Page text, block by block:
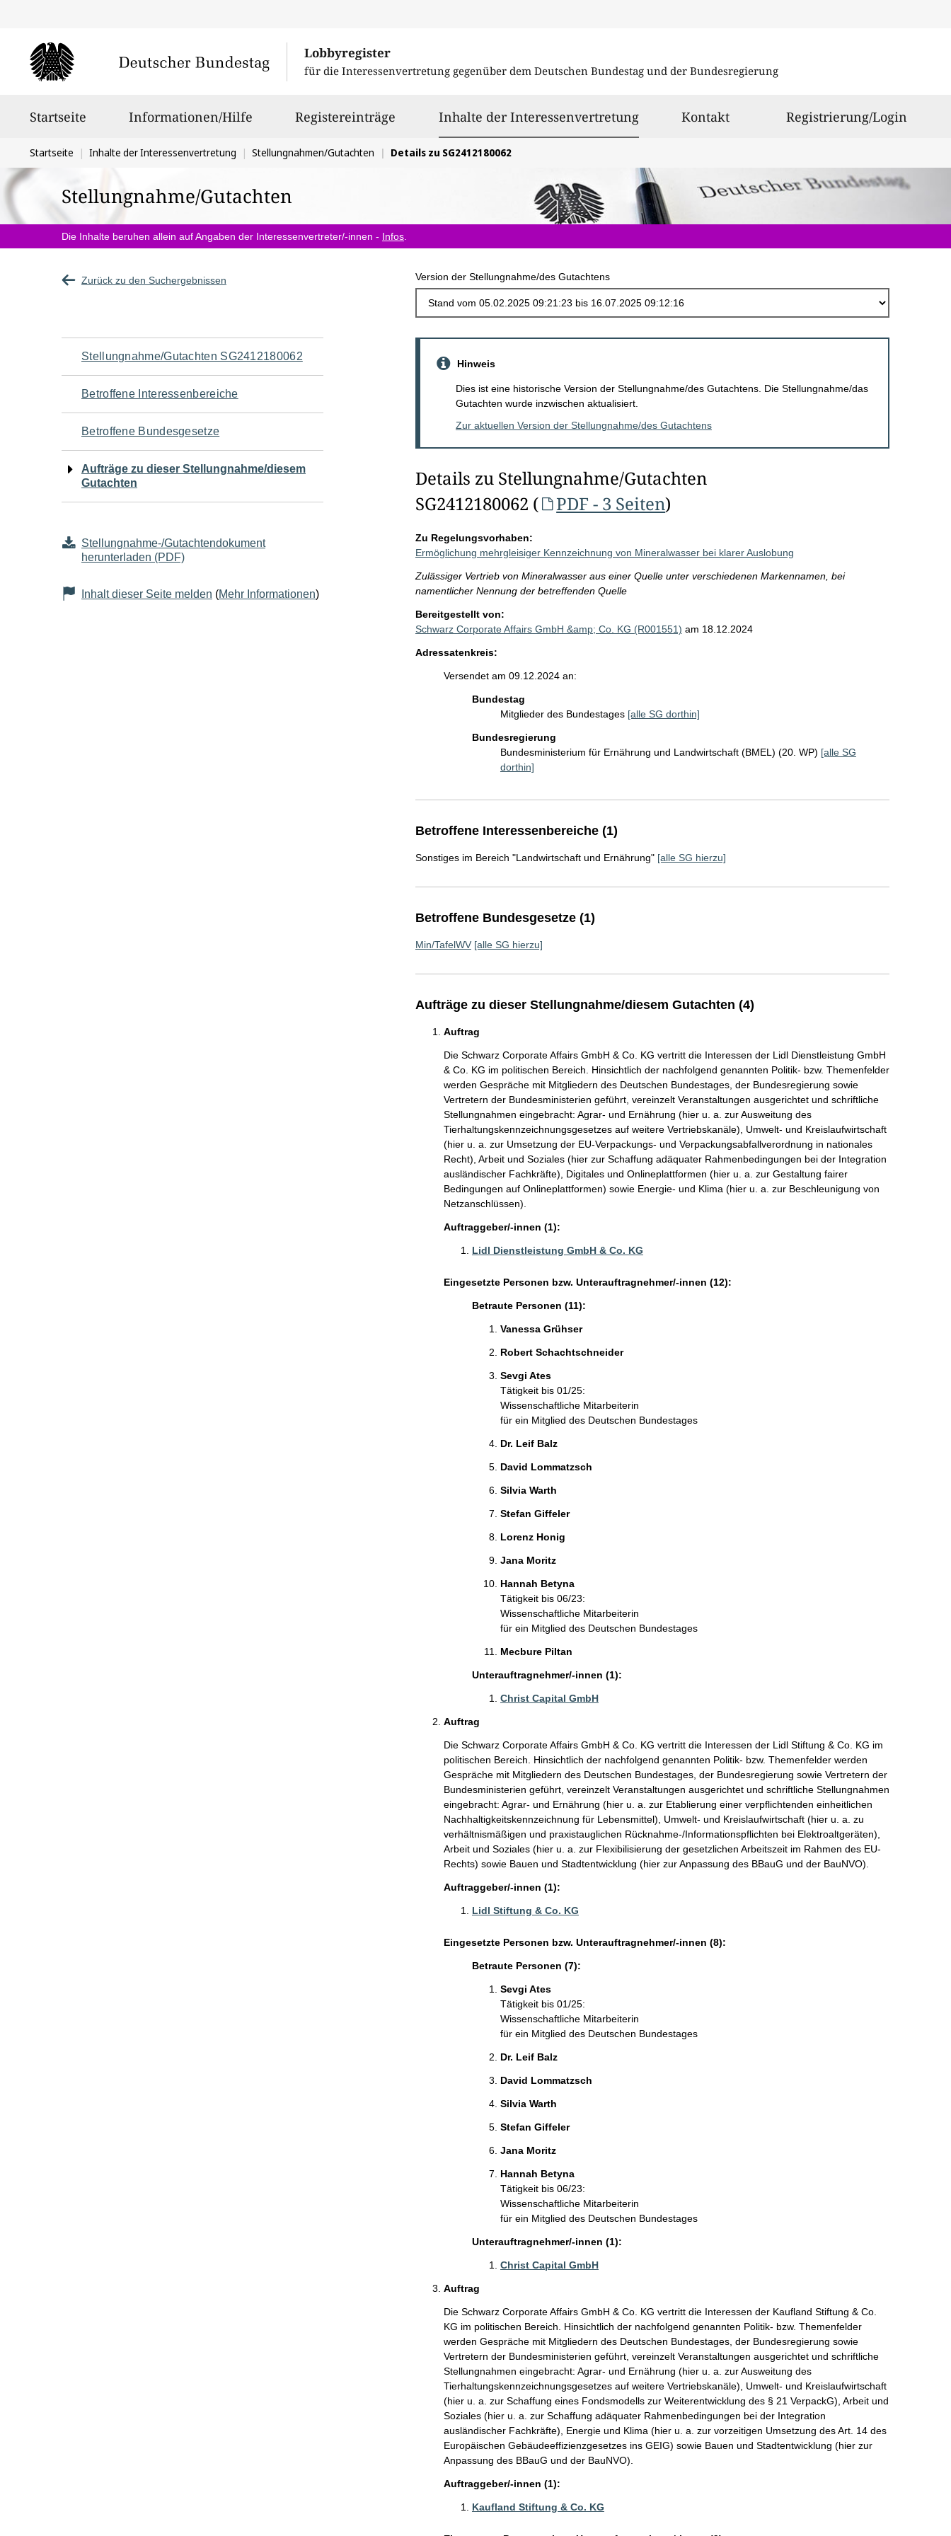
Lobbyregister
für die Interessenvertretung gegenüber dem Deutschen Bundestag und der Bundesregierung
Startseite Informationen/Hilfe Registereinträge Inhalte der Interessenvertretungausgewählt
Kontakt Registrierung/Login
Sie
befinden
sich
hier:
Startseite Inhalte der Interessenvertretung Stellungnahmen/Gutachten Details zu SG2412180062
Stellungnahme/Gutachten
Die Inhalte beruhen allein auf Angaben der Interessenvertreter/-innen - Infos
Zurück zu den Suchergebnissen Version der Stellungnahme/des Gutachtens
Navigation
für
den
Seiteninhalt
Stellungnahme/Gutachten SG2412180062
Betroffene Interessenbereiche
Betroffene Bundesgesetze
Aufträge zu dieser Stellungnahme/diesem
Gutachten
Stellungnahme-/Gutachtendokument
herunterladen (PDF)
Inhalt dieser Seite melden (Mehr Informationen)
Hinweis
Dies ist eine historische Version der Stellungnahme/des Gutachtens. Die Stellungnahme/das
Gutachten wurde inzwischen aktualisiert.
Zur aktuellen Version der Stellungnahme/des Gutachtens
Details zu Stellungnahme/Gutachten
SG2412180062 (
PDF - 3 Seiten)
Zu Regelungsvorhaben:
Ermöglichung mehrgleisiger Kennzeichnung von Mineralwasser bei klarer Auslobung
Zulässiger Vertrieb von Mineralwasser aus einer Quelle unter verschiedenen Markennamen, bei
namentlicher Nennung der betreffenden Quelle
Bereitgestellt von:
Schwarz Corporate Affairs GmbH &amp; Co. KG (R001551) am 18.12.2024
Adressatenkreis:
Versendet am 09.12.2024 an:
Bundestag
Mitglieder des Bundestages [alle SG dorthin]
Bundesregierung
Bundesministerium für Ernährung und Landwirtschaft (BMEL) (20. WP) [alle SG
dorthin]
Betroffene Interessenbereiche (1)
Sonstiges im Bereich "Landwirtschaft und Ernährung" [alle SG hierzu]
Betroffene Bundesgesetze (1)
Min/TafelWV [alle SG hierzu]
Aufträge zu dieser Stellungnahme/diesem Gutachten (4)
Auftrag
Die Schwarz Corporate Affairs GmbH & Co. KG vertritt die Interessen der Lidl Dienstleistung GmbH
& Co. KG im politischen Bereich. Hinsichtlich der nachfolgend genannten Politik- bzw. Themenfelder
werden Gespräche mit Mitgliedern des Deutschen Bundestages, der Bundesregierung sowie
Vertretern der Bundesministerien geführt, vereinzelt Veranstaltungen ausgerichtet und schriftliche
Stellungnahmen eingebracht: Agrar- und Ernährung (hier u. a. zur Ausweitung des
Tierhaltungskennzeichnungsgesetzes auf weitere Vertriebskanäle), Umwelt- und Kreislaufwirtschaft
(hier u. a. zur Umsetzung der EU-Verpackungs- und Verpackungsabfallverordnung in nationales
Recht), Arbeit und Soziales (hier zur Schaffung adäquater Rahmenbedingungen bei der Integration
ausländischer Fachkräfte), Digitales und Onlineplattformen (hier u. a. zur Gestaltung fairer
Bedingungen auf Onlineplattformen) sowie Energie- und Klima (hier u. a. zur Beschleunigung von
Netzanschlüssen).
Auftraggeber/-innen (1):
Lidl Dienstleistung GmbH & Co. KG
Eingesetzte Personen bzw. Unterauftragnehmer/-innen (12):
Betraute Personen (11):
Vanessa Grühser
Robert Schachtschneider
Sevgi Ates
Tätigkeit bis 01/25:
Wissenschaftliche Mitarbeiterin
für ein Mitglied des Deutschen Bundestages
Dr. Leif Balz
David Lommatzsch
Silvia Warth
Stefan Giffeler
Lorenz Honig
Jana Moritz
Hannah Betyna
Tätigkeit bis 06/23:
Wissenschaftliche Mitarbeiterin
für ein Mitglied des Deutschen Bundestages
Mecbure Piltan
Unterauftragnehmer/-innen (1):
Christ Capital GmbH
Auftrag
Die Schwarz Corporate Affairs GmbH & Co. KG vertritt die Interessen der Lidl Stiftung & Co. KG im
politischen Bereich. Hinsichtlich der nachfolgend genannten Politik- bzw. Themenfelder werden
Gespräche mit Mitgliedern des Deutschen Bundestages, der Bundesregierung sowie Vertretern der
Bundesministerien geführt, vereinzelt Veranstaltungen ausgerichtet und schriftliche Stellungnahmen
eingebracht: Agrar- und Ernährung (hier u. a. zur Etablierung einer verpflichtenden einheitlichen
Nachhaltigkeitskennzeichnung für Lebensmittel), Umwelt- und Kreislaufwirtschaft (hier u. a. zu
verhältnismäßigen und praxistauglichen Rücknahme-/Informationspflichten bei Elektroaltgeräten),
Arbeit und Soziales (hier u. a. zur Flexibilisierung der gesetzlichen Arbeitszeit im Rahmen des EU-
Rechts) sowie Bauen und Stadtentwicklung (hier zur Anpassung des BBauG und der BauNVO).
Auftraggeber/-innen (1):
Lidl Stiftung & Co. KG
Eingesetzte Personen bzw. Unterauftragnehmer/-innen (8):
Betraute Personen (7):
Sevgi Ates
Tätigkeit bis 01/25:
Wissenschaftliche Mitarbeiterin
für ein Mitglied des Deutschen Bundestages
Dr. Leif Balz
David Lommatzsch
Silvia Warth
Stefan Giffeler
Jana Moritz
Hannah Betyna
Tätigkeit bis 06/23:
Wissenschaftliche Mitarbeiterin
für ein Mitglied des Deutschen Bundestages
Unterauftragnehmer/-innen (1):
Christ Capital GmbH
Auftrag
Die Schwarz Corporate Affairs GmbH & Co. KG vertritt die Interessen der Kaufland Stiftung & Co.
KG im politischen Bereich. Hinsichtlich der nachfolgend genannten Politik- bzw. Themenfelder
werden Gespräche mit Mitgliedern des Deutschen Bundestages, der Bundesregierung sowie
Vertretern der Bundesministerien geführt, vereinzelt Veranstaltungen ausgerichtet und schriftliche
Stellungnahmen eingebracht: Agrar- und Ernährung (hier u. a. zur Ausweitung des
Tierhaltungskennzeichnungsgesetzes auf weitere Vertriebskanäle), Umwelt- und Kreislaufwirtschaft
(hier u. a. zur Schaffung eines Fondsmodells zur Weiterentwicklung des § 21 VerpackG), Arbeit und
Soziales (hier u. a. zur Schaffung adäquater Rahmenbedingungen bei der Integration
ausländischer Fachkräfte), Energie und Klima (hier u. a. zur vorzeitigen Umsetzung des Art. 14 des
Europäischen Gebäudeeffizienzgesetzes ins GEIG) sowie Bauen und Stadtentwicklung (hier zur
Anpassung des BBauG und der BauNVO).
Auftraggeber/-innen (1):
Kaufland Stiftung & Co. KG